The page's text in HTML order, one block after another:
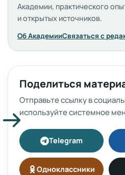
Академии, практического
и открытых источников.
Об АкадемииСвязаться с
Поделиться
Отправьте ссылку в
используйте системное
Telegram
Одноклассники